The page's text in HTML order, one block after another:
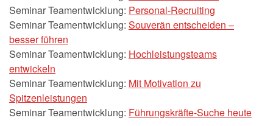
Seminar Teamentwicklung: Personal-Recruiting
Seminar Teamentwicklung: Souverän entscheiden –
besser führen
Seminar Teamentwicklung: Hochleistungsteams
entwickeln
Seminar Teamentwicklung: Mit Motivation zu
Spitzenleistungen
Seminar Teamentwicklung: Führungskräfte-Suche heute